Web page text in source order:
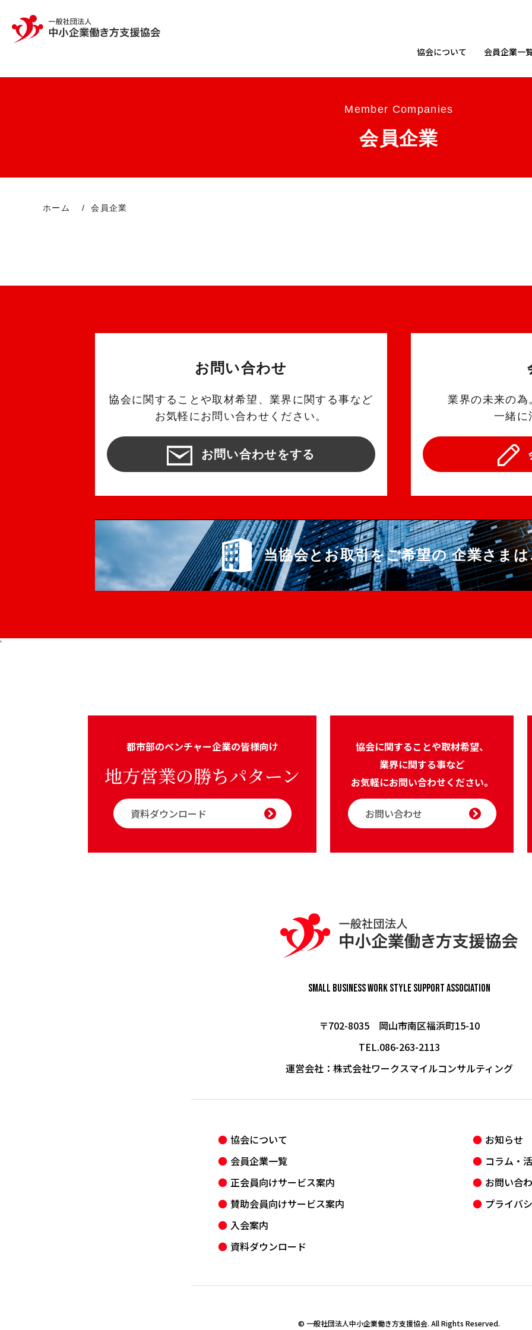
協会について 会員企業一
Member Companies
会員企業
ホーム 会員企業
お問い合わせ
協会に関することや取材希望、業界に関する事など
お気軽にお問い合わせください。
お問い合わせをする
業界の未来の
一緒に
当協会とお取引をご希望の企業さまは
s
都市部のベンチャー企業の皆様向け
地方営業の勝ちパターン
資料ダウンロード
協会に関することや取材希望、
業界に関する事など
お気軽にお問い合わせください。
お問い合わせ
Small Business Work StyleSupport Association
〒702-8035 岡山市南区福浜町15-10
TEL.086-263-2113
運営会社： 株式会社ワークスマイルコンサルティング
協会について
会員企業一覧
正会員向けサービス案内
賛助会員向けサービス案内
入会案内
資料ダウンロード
お知らせ
コラム・
お問い合
プライバ
© 一般社団法人中小企業働き方支援協会. All Rights Reserved.